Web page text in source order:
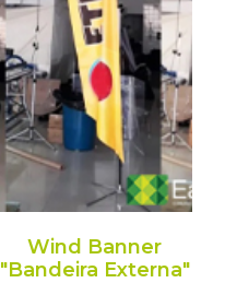
Wind Banner
"Bandeira Externa"